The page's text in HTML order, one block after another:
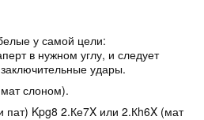
у самой цели:
в нужном углу, и следует
удары.
слоном).
пат) Kpg8 2.Ке7X или 2.Кh6X (мат